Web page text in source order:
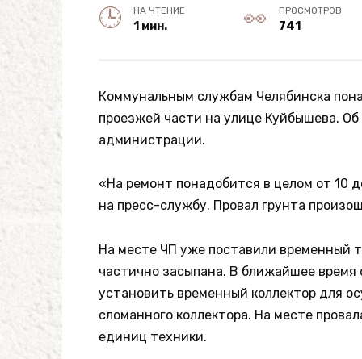
НА ЧТЕНИЕ
1 мин.
ПРОСМОТРОВ
741
Коммунальным службам Челябинска
проезжей части на улице Куйбышева.
администрации.
«На ремонт понадобится в целом от 10
на пресс-службу. Провал грунта
На месте ЧП уже поставили временный
частично засыпана. В ближайшее
установить временный коллектор для
сломанного коллектора. На месте
единиц техники.